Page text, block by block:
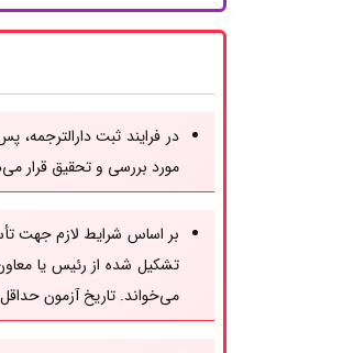
در فرایند ثبت
مورد بررسی و تحقیق قرار
بر اساس شرایط لازم جهت
تشکیل شده از رئیس یا
می‌خواند. تاریخ آزمون